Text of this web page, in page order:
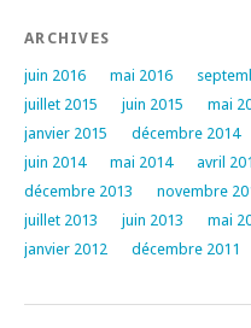
ARCHIVES
juin 2016 mai 2016
juillet 2015
juin 2015 mai
janvier 2015
décembre 2014
juin 2014
mai 2014 avril
décembre 2013
novembre
juillet 2013
juin 2013 mai
janvier 2012
décembre 2011